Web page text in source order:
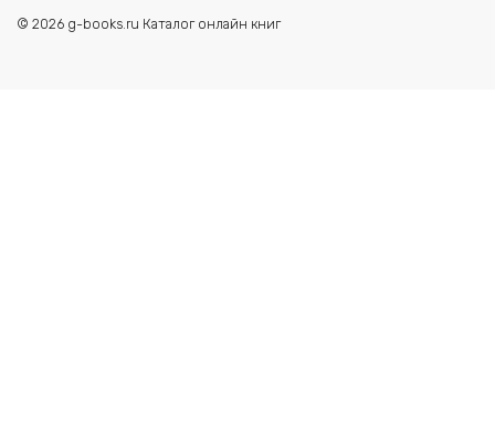
© 2026 g-books.ru Каталог онлайн книг